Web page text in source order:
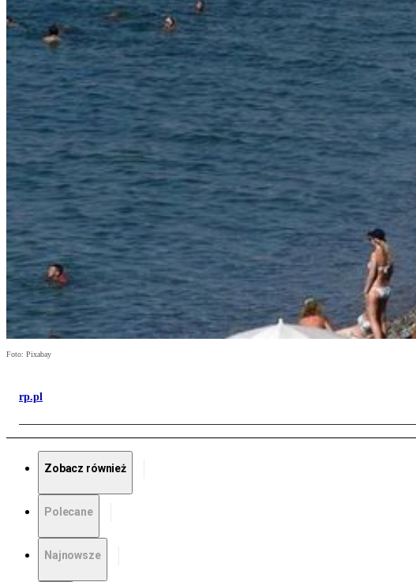
Foto: Pixabay
rp.pl
Zobacz również
Polecane
Najnowsze